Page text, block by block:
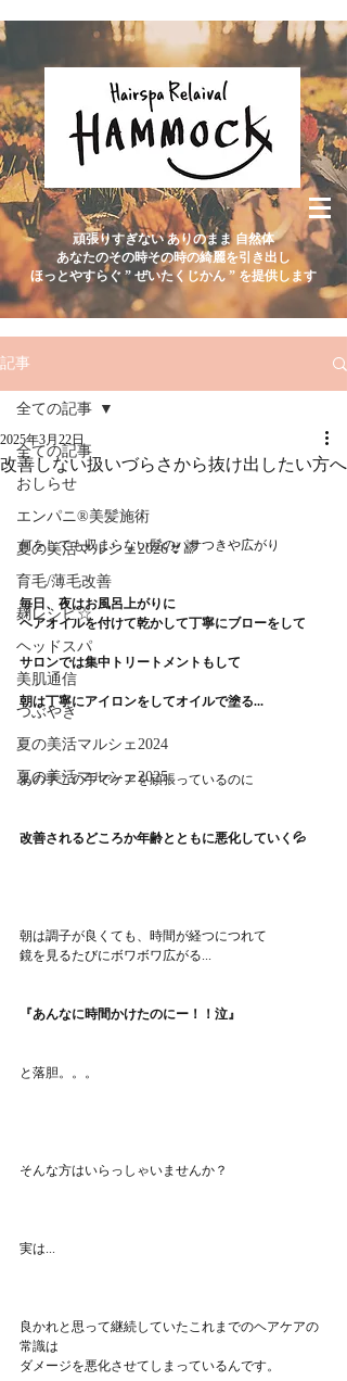
頑張りすぎない ありのまま 自然体
あなたのその時その時の綺麗を引き出し
ほっとやすらぐ ” ぜいたくじかん ” を提供します
記事
全ての記事
おしらせ
エンパニ®美髪施術
夏の美活マルシェ2026👙🌈
育毛/薄毛改善
麹レシピ☆
ヘッドスパ
美肌通信
つぶやき
夏の美活マルシェ2024
夏の美活マルシェ2025
全ての記事
改善しない扱いづらさから抜け出したい方へ
2025年3月22日
何をしても収まらない髪のパサつきや広がり
毎日、夜はお風呂上がりに
ヘアオイルを付けて乾かして丁寧にブローをして
サロンでは集中トリートメントもして
朝は丁寧にアイロンをしてオイルで塗る...
あの手この手でケアを頑張っているのに
改善されるどころか年齢とともに悪化していく💦
朝は調子が良くても、時間が経つにつれて
鏡を見るたびにボワボワ広がる...
『あんなに時間かけたのにー！！泣』
と落胆。。。
そんな方はいらっしゃいませんか？
実は...
良かれと思って継続していたこれまでのヘアケアの
常識は
ダメージを悪化させてしまっているんです。